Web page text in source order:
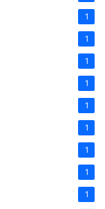
1
1
1
1
1
1
1
1
1